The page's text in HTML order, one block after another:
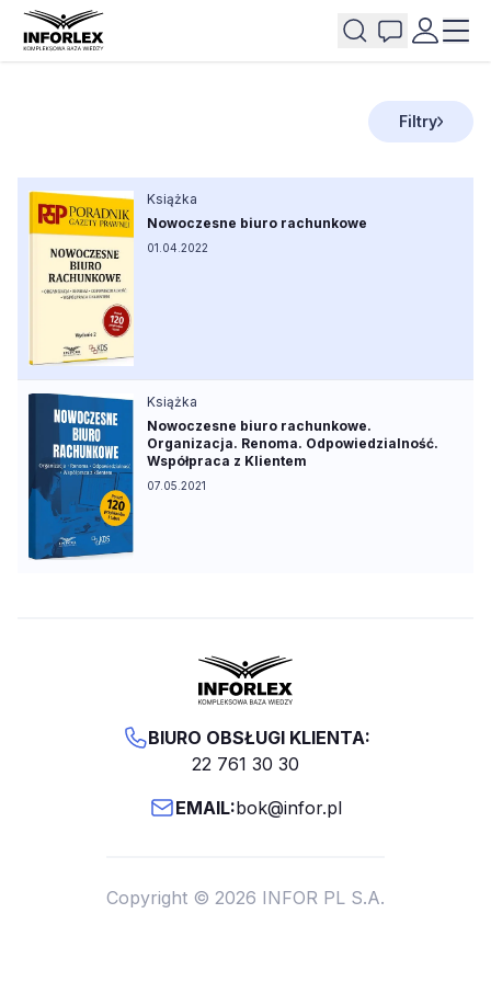
Filtry
Książka
Nowoczesne biuro rachunkowe
01.04.2022
Książka
Nowoczesne biuro rachunkowe.
Organizacja. Renoma. Odpowiedzialność.
Współpraca z Klientem
07.05.2021
BIURO OBSŁUGI KLIENTA:
22 761 30 30
EMAIL:bok@infor.pl
Copyright © 2026 INFOR PL S.A.